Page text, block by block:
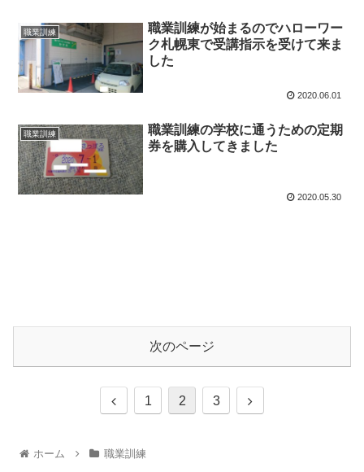
職業訓練
職業訓練が始まるのでハローワー
ク札幌東で受講指示を受けて来ま
した
2020.06.01
職業訓練
職業訓練の学校に通うための定期
券を購入してきました
2020.05.30
次のページ
1 2 3
ホーム 職業訓練